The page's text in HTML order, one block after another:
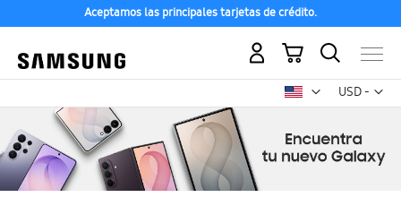
Aceptamos las principales tarjetas de crédito.
USD -
dólar
Mi carrito